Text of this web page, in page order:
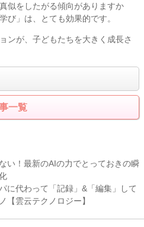
似をしたがる傾向がありますか
び」は、とても効果的です。
ンが、子どもたちを大きく成長さ
一覧
い！最新のAIの力でとっておきの瞬
に代わって「記録」&「編集」して
【雲云テクノロジー】